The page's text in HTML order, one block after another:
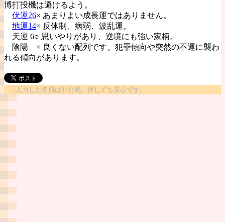
博打投機は避けるよう。
伏運26× あまりよい成長運ではありません。
地運14× 反体制、病弱、波乱運。
天運 6○ 思いやりがあり、逆境にも強い家柄。
陰陽 × 良くない配列です。犯罪傾向や突然の不運に襲わ
れる傾向があります。
↑入力した名前は非公開。押しても安心です。